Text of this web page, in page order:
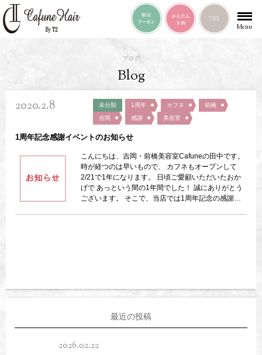
Menu
ブログ
Blog
2020.2.8 未分類 1周年 カフネ
前橋
吉岡
感謝 美容室
1周年記念感謝イベントのお知らせ
こんにちは、吉岡・前橋美容室Cafuneの田中です。
時が経つのは早いもので、 カフネもオープンして
2/21で1年になります。 日頃ご愛顧いただいたおか
げで あっという間の1年間でした！ 誠にありがとう
ございます。 そこで、当店では1周年記念の感謝イ
最近の投稿
2026.02.22